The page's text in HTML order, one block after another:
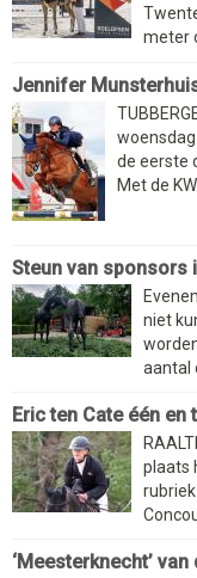
meter
Jennifer
de eerste
Met de
Steun van sponsors
niet
aantal
Eric ten Cate één en
plaats
‘Meesterknecht’ van